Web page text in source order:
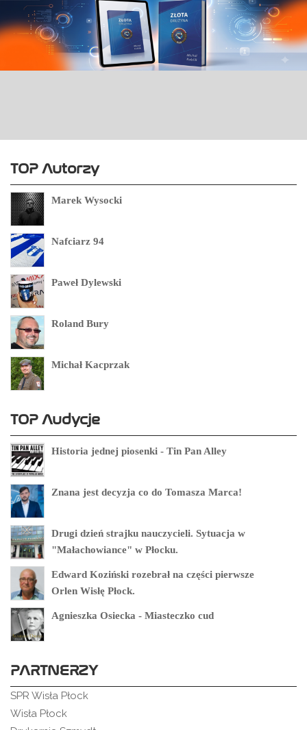
TOP Autorzy
Marek Wysocki
Nafciarz 94
Paweł Dylewski
Roland Bury
Michał Kacprzak
TOP Audycje
Historia jednej piosenki - Tin Pan Alley
Znana jest decyzja co do Tomasza Marca!
Drugi dzień strajku nauczycieli. Sytuacja w
"Małachowiance" w Płocku.
Edward Koziński rozebrał na części pierwsze
Orlen Wisłę Płock.
Agnieszka Osiecka - Miasteczko cud
PARTNERZY
SPR Wisła Płock
Wisła Płock